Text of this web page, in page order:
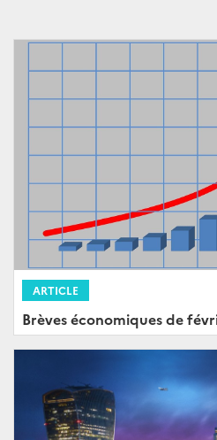
ARTICLE
Brèves économiques de